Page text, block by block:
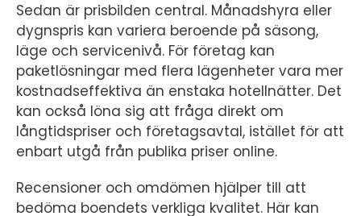
Sedan är prisbilden central. Månadshyra eller
dygnspris kan variera beroende på säsong,
läge och servicenivå. För företag kan
paketlösningar med flera lägenheter vara mer
kostnadseffektiva än enstaka hotellnätter. Det
kan också löna sig att fråga direkt om
långtidspriser och företagsavtal, istället för att
enbart utgå från publika priser online.
Recensioner och omdömen hjälper till att
bedöma boendets verkliga kvalitet. Här kan